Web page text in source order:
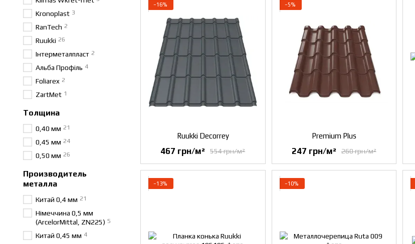
−16%
Ruukki Decorrey
554 грн/м²
467 грн/м²
−5%
Premium Plus
260 грн/м²
247 грн/м²
−13% −10%
Kronoplast 3
RanTech 2
Ruukki 26
Інтерметалпласт 2
Альба Профіль 4
Foliarex 2
ZartMet 1
Толщина
0,40 мм 21
0,45 мм 24
0,50 мм 26
Производитель
металла
Китай 0,4 мм 21
Німеччина 0,5 мм
(ArcelorMittal, ZN225) 5
Китай 0,45 мм 4